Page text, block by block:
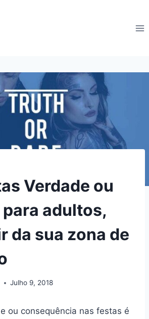
Verdade ou
adultos,
da sua zona de
Julho 9, 2018
ou consequência nas festas é